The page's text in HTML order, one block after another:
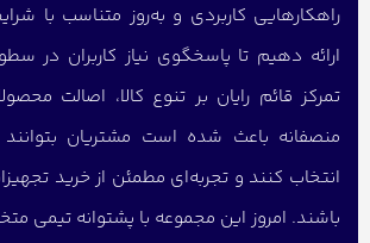
راهکارهایی کاربردی و به‌روز متناسب با
ارائه دهیم تا پاسخگوی نیاز کاربران در
تمرکز قائم رایان بر تنوع کالا، اصالت
منصفانه باعث شده است مشتریان بتوانند
انتخاب کنند و تجربه‌ای مطمئن از خرید
باشند. امروز این مجموعه با پشتوانه تیمی